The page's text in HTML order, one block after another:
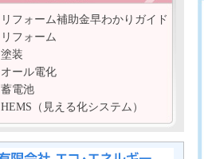
リフォーム補助金早わかりガイド
リフォーム
塗装
オール電化
蓄電池
HEMS（見える化システム）